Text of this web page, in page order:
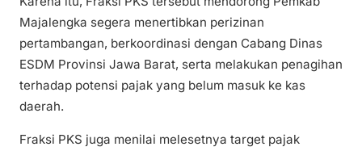
Majalengka segera menertibkan perizinan
pertambangan, berkoordinasi dengan Cabang Dinas
ESDM Provinsi Jawa Barat, serta melakukan penagihan
terhadap potensi pajak yang belum masuk ke kas
daerah.
Fraksi PKS juga menilai melesetnya target pajak